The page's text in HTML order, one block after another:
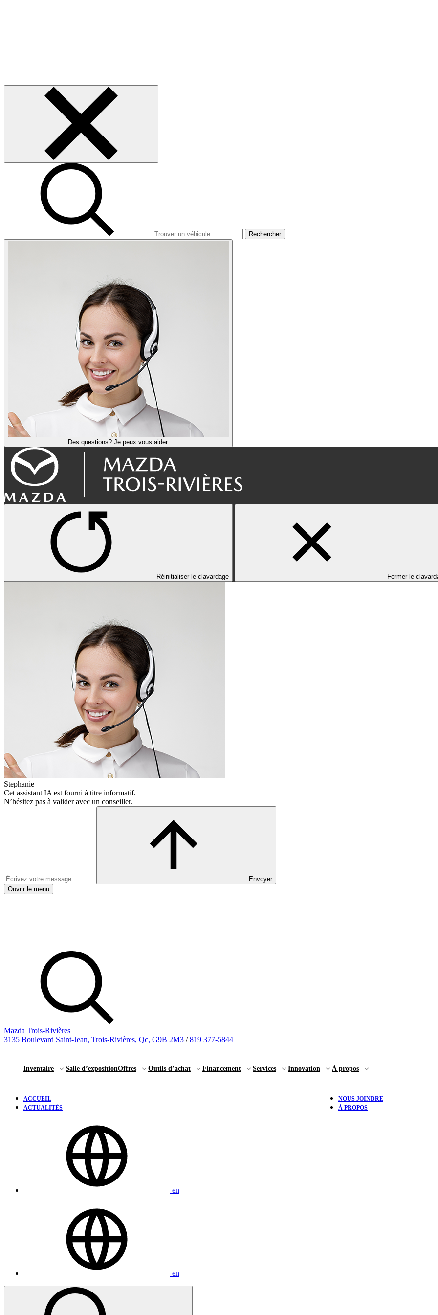
Rechercher
Des questions? Je peux vous aider.
Réinitialiser le clavardage Fermer le
Stephanie
Cet assistant IA est fourni à titre informatif.
N’hésitez pas à valider avec un conseiller.
Envoyer
Ouvrir le menu
Mazda Trois-Rivières
3135 Boulevard Saint-Jean, Trois-Rivières, Qc, G9B 2M3 / 819 377-5844
Inventaire Salle d’expositionOffres Outils d’achat Financement Services Innovation À propos
ACCUEIL
NOUS JOINDRE
ACTUALITÉS
À PROPOS
en
en